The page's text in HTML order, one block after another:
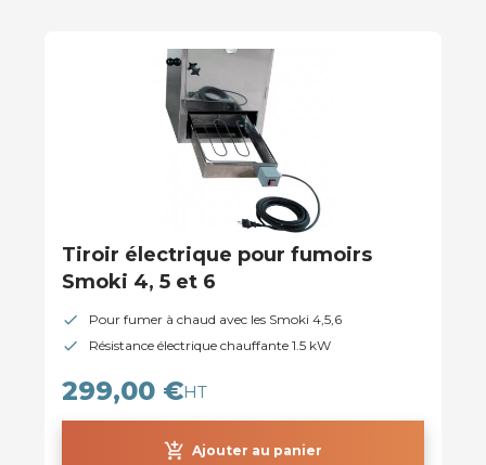
Tiroir électrique pour fumoirs
Smoki 4, 5 et 6
Pour fumer à chaud avec les Smoki 4,5,6
Résistance électrique chauffante 1.5 kW
299,00 €HT
add_shopping_cart Ajouter au panier